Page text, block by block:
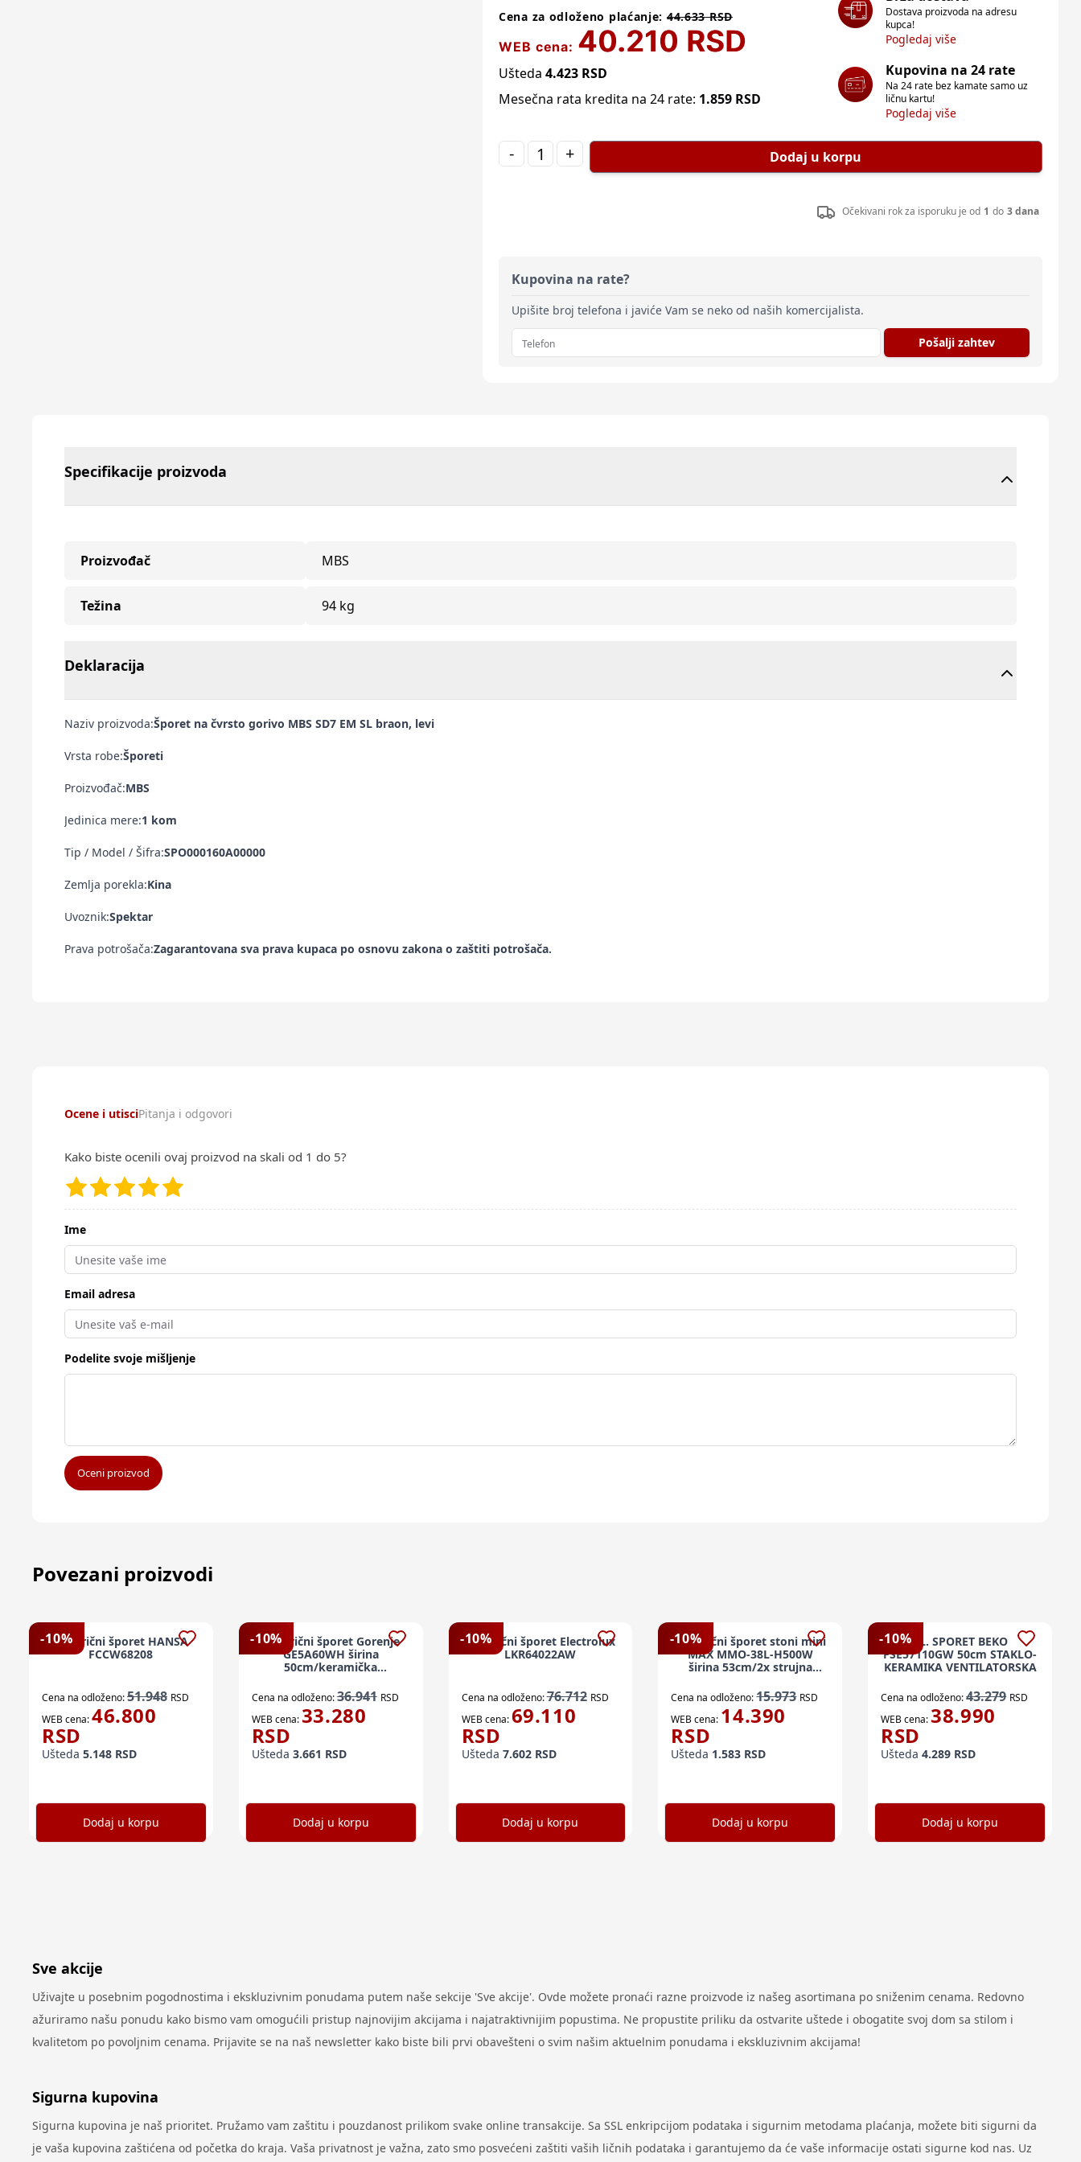
Cena za odloženo plaćanje: 44.633RSD
WEB cena: 40.210 RSD
Ušteda 4.423 RSD
Mesečna rata kredita na 24 rate: 1.859 RSD
Dostava proizvoda na adresu
kupca!
Pogledaj više
Kupovina na 24 rate
Na 24 rate bez kamate samo uz
ličnu kartu!
Pogledaj više
- + Dodaj u korpu
Očekivani rok za isporuku je od 1 do 3 dana
Kupovina na rate?
Upišite broj telefona i javiće Vam se neko od naših komercijalista.
Pošalji zahtev
Specifikacije proizvoda
Proizvođač MBS
Težina 94 kg
Deklaracija
Naziv proizvoda:Šporet na čvrsto gorivo MBS SD7 EM SL braon, levi
Vrsta robe:Šporeti
Proizvođač:MBS
Jedinica mere:1 kom
Tip / Model / Šifra:SPO000160A00000
Zemlja porekla:Kina
Uvoznik:Spektar
Prava potrošača:Zagarantovana sva prava kupaca po osnovu zakona o zaštiti potrošača.
Ocene i utisciPitanja i odgovori
Kako biste ocenili ovaj proizvod na skali od 1 do 5?
Ime
Email adresa
Podelite svoje mišljenje
Oceni proizvod
Povezani proizvodi
-10%
Električni šporet HANSA
FCCW68208
Cena na odloženo:51.948 RSD
WEB cena:46.800
RSD
Ušteda 5.148 RSD
Dodaj u korpu
-10%
Električni šporet Gorenje
GE5A60WH širina
50cm/keramička
Cena na odloženo:36.941 RSD
WEB cena:33.280
RSD
Ušteda 3.661 RSD
Dodaj u korpu
-10%
Električni šporet Electrolux
LKR64022AW
Cena na odloženo:76.712 RSD
WEB cena: 69.110
RSD
Ušteda 7.602RSD
Dodaj u korpu
-10%
Električni šporet stoni mini
MAX MMO-38L-H500W
širina 53cm/2x strujna
Cena na odloženo:15.973 RSD
WEB cena: 14.390
RSD
Ušteda 1.583 RSD
Dodaj u korpu
-10% EL. SPORET BEKO
FSE57110GW 50cm STAKLO-
KERAMIKA VENTILATORSKA
Cena na odloženo:43.279 RSD
WEB cena:38.990
RSD
Ušteda 4.289 RSD
Dodaj u korpu
Sve akcije
Uživajte u posebnim pogodnostima i ekskluzivnim ponudama putem naše sekcije 'Sve akcije'. Ovde možete pronaći razne proizvode iz našeg asortimana po sniženim cenama. Redovno
ažuriramo našu ponudu kako bismo vam omogućili pristup najnovijim akcijama i najatraktivnijim popustima. Ne propustite priliku da ostvarite uštede i obogatite svoj dom sa stilom i
kvalitetom po povoljnim cenama. Prijavite se na naš newsletter kako biste bili prvi obavešteni o svim našim aktuelnim ponudama i ekskluzivnim akcijama!
Sigurna kupovina
Sigurna kupovina je naš prioritet. Pružamo vam zaštitu i pouzdanost prilikom svake online transakcije. Sa SSL enkripcijom podataka i sigurnim metodama plaćanja, možete biti sigurni da
je vaša kupovina zaštićena od početka do kraja. Vaša privatnost je važna, zato smo posvećeni zaštiti vaših ličnih podataka i garantujemo da će vaše informacije ostati sigurne kod nas. Uz